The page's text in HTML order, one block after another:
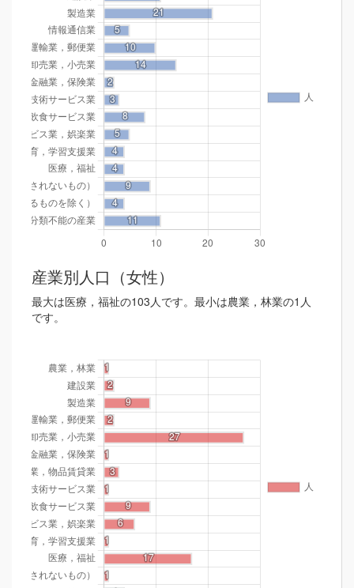
産業別人口（女性）
最大は医療，福祉の103人です。最小は農業，林業の1人
です。